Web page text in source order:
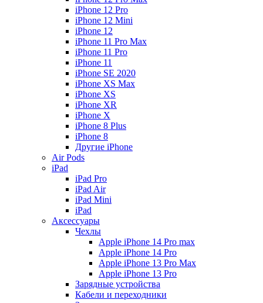
iPhone 12 Pro
iPhone 12 Mini
iPhone 12
iPhone 11 Pro Max
iPhone 11 Pro
iPhone 11
iPhone SE 2020
iPhone XS Max
iPhone XS
iPhone XR
iPhone X
iPhone 8 Plus
iPhone 8
Другие iPhone
Air Pods
iPad
iPad Pro
iPad Air
iPad Mini
iPаd
Аксессуары
Чехлы
Apple iPhone 14 Pro max
Apple iPhone 14 Pro
Apple iPhone 13 Pro Max
Apple iPhone 13 Pro
Зарядные устройства
Кабели и переходники